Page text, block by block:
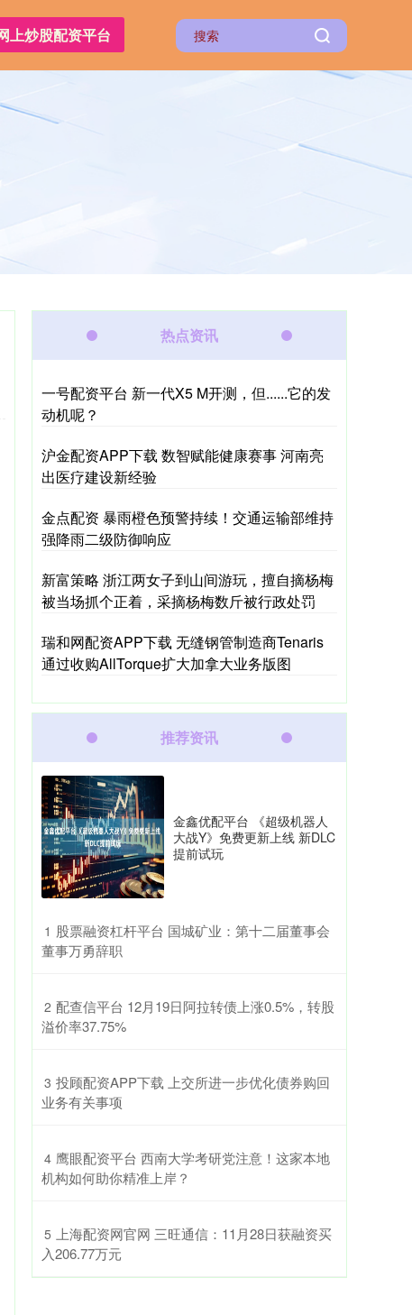
上炒股配资平台
热点资讯
一号配资平台 新一代X5 M开测，但......它的发
动机呢？
沪金配资APP下载 数智赋能健康赛事 河南亮
出医疗建设新经验
金点配资 暴雨橙色预警持续！交通运输部维持
强降雨二级防御响应
新富策略 浙江两女子到山间游玩，擅自摘杨梅
被当场抓个正着，采摘杨梅数斤被行政处罚
瑞和网配资APP下载 无缝钢管制造商Tenaris
通过收购AllTorque扩大加拿大业务版图
推荐资讯
金鑫优配平台 《超级机器人
大战Y》免费更新上线 新DLC
提前试玩
1 ​股票融资杠杆平台 国城矿业：第十二届董事会
董事万勇辞职
2 ​配查信平台 12月19日阿拉转债上涨0.5%，转股
溢价率37.75%
3 ​投顾配资APP下载 上交所进一步优化债券购回
业务有关事项
4 ​鹰眼配资平台 西南大学考研党注意！这家本地
机构如何助你精准上岸？
5 ​上海配资网官网 三旺通信：11月28日获融资买
入206.77万元